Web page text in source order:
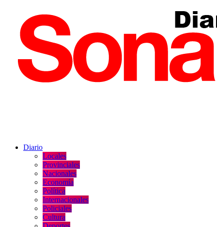
Diario
Locales
Provinciales
Nacionales
Economía
Política
Internacionales
Policiales
Cultura